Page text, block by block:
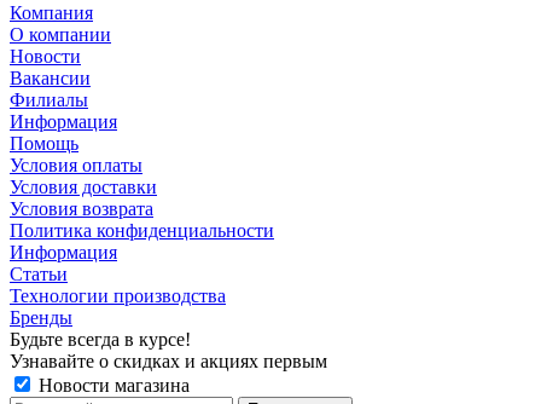
Компания
О компании
Новости
Вакансии
Филиалы
Информация
Помощь
Условия оплаты
Условия доставки
Условия возврата
Политика конфиденциальности
Информация
Статьи
Технологии производства
Бренды
Будьте всегда в курсе!
Узнавайте о скидках и акциях первым
Новости магазина